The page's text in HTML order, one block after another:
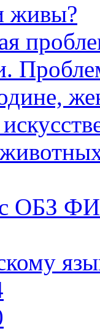
живы?
ОБЗ